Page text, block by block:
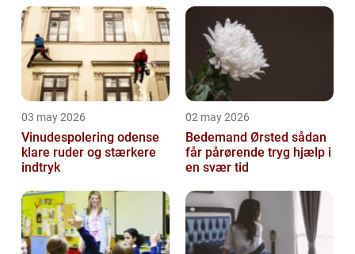
03 may 2026
Vinudespolering odense
klare ruder og stærkere
indtryk
02 may 2026
Bedemand Ørsted sådan
får pårørende tryg hjælp i
en svær tid